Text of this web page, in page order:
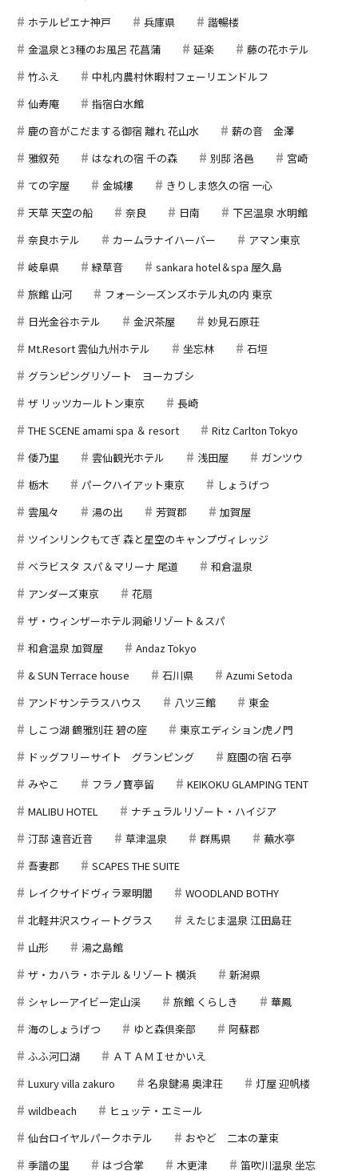
ホテルピエナ神戸
兵庫県
諧暢楼
金温泉と3種のお風呂 花菖蒲
延楽
藤の花ホテル
竹ふえ
中札内農村休暇村フェーリエンドルフ
仙寿庵
指宿白水館
鹿の音がこだまする御宿 離れ 花山水
薪の音 金澤
雅叙苑
はなれの宿 千の森 別邸 洛邑
宮崎
ての字屋
金城樓
きりしま悠久の宿 一心
天草 天空の船
奈良 日南
下呂温泉 水明館
奈良ホテル
カームラナイハーバー
アマン東京
岐阜県
緑草音
sankara hotel＆spa 屋久島
旅館 山河
フォーシーズンズホテル丸の内 東京
日光金谷ホテル
金沢茶屋
妙見石原荘
Mt.Resort 雲仙九州ホテル
坐忘林
石垣
グランピングリゾート ヨーカブシ
ザ リッツカールトン東京
長崎
THE SCENE amami spa ＆ resort
Ritz Carlton Tokyo
倭乃里
雲仙観光ホテル 浅田屋
ガンツウ
栃木
パークハイアット東京
しょうげつ
雲風々
湯の出 芳賀郡
加賀屋
ツインリンクもてぎ 森と星空のキャンプヴィレッジ
ベラビスタ スパ＆マリーナ 尾道
和倉温泉
アンダーズ東京
花扇
ザ・ウィンザーホテル洞爺リゾート＆スパ
和倉温泉 加賀屋
Andaz Tokyo
& SUN Terrace house
石川県
Azumi Setoda
アンドサンテラスハウス
八ツ三館
東金
しこつ湖 鶴雅別荘 碧の座
東京エディション虎ノ門
ドッグフリーサイト グランピング
庭園の宿 石亭
みやこ
フラノ寶亭留
KEIKOKU GLAMPING TENT
MALIBU HOTEL
ナチュラルリゾート・ハイジア
汀邸 遠音近音
草津温泉 群馬県
蕪水亭
吾妻郡
SCAPES THE SUITE
レイクサイドヴィラ翠明閣
WOODLAND BOTHY
北軽井沢スウィートグラス
えたじま温泉 江田島荘
山形
湯之島館
ザ・カハラ・ホテル＆リゾート 横浜
新潟県
シャレーアイビー定山渓
旅館 くらしき
華鳳
海のしょうげつ
ゆと森倶楽部
阿蘇郡
ふふ河口湖
ＡＴＡＭＩせかいえ
Luxury villa zakuro
名泉鍵湯 奥津荘
灯屋 迎帆楼
wildbeach
ヒュッテ・エミール
仙台ロイヤルパークホテル
おやど 二本の葦束
季譜の里
はづ合掌 木更津
笛吹川温泉 坐忘